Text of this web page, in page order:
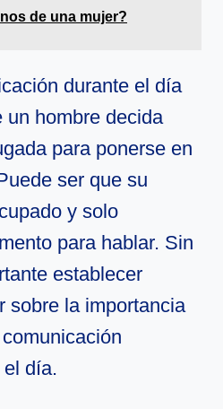
de una mujer?
durante el día
un hombre decida
para ponerse en
ser que su
y solo
para hablar. Sin
establecer
sobre la importancia
el día.